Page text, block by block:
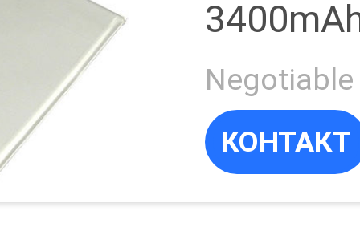
КОНТАКТ